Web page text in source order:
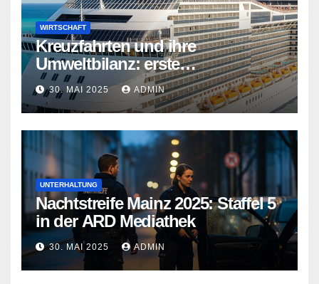
WIRTSCHAFT
Kreuzfahrten und ihre
Umweltbilanz: erste
Kreuzfahrtschiffe gehen neue
Wege
30. MAI 2025 ADMIN
UNTERHALTUNG
Nachtstreife Mainz 2025: Staffel 5
in der ARD Mediathek
30. MAI 2025 ADMIN